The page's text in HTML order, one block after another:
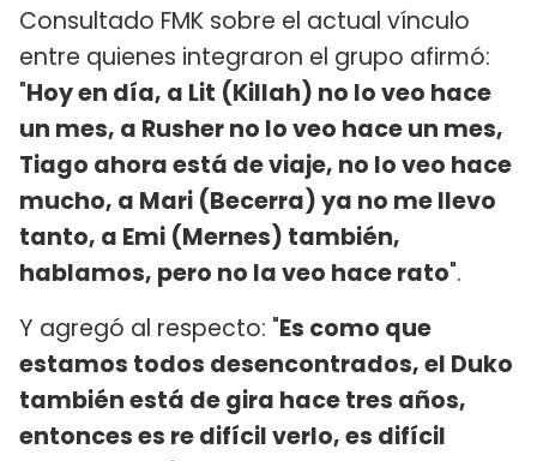
Consultado FMK sobre el actual vínculo
entre quienes integraron el grupo afirmó:
"Hoy en día, a Lit (Killah) no lo veo hace
un mes, a Rusher no lo veo hace un mes,
Tiago ahora está de viaje, no lo veo hace
mucho, a Mari (Becerra) ya no me llevo
tanto, a Emi (Mernes) también,
hablamos, pero no la veo hace rato".
Y agregó al respecto: "Es como que
estamos todos desencontrados, el Duko
también está de gira hace tres años,
entonces es re difícil verlo, es difícil